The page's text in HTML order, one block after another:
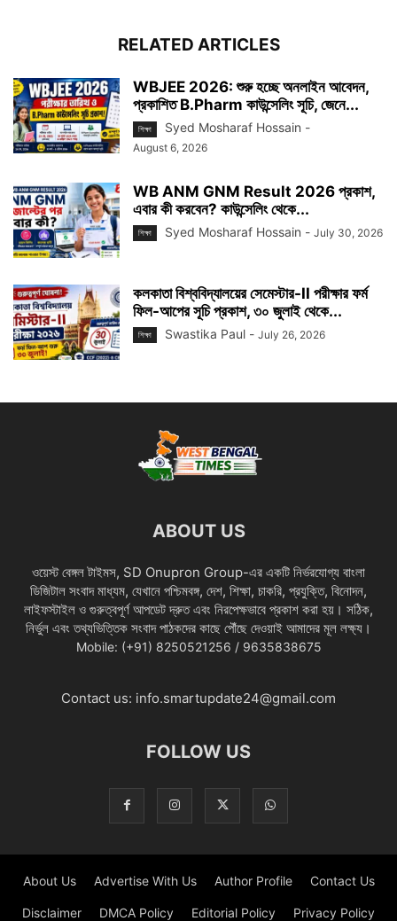
RELATED ARTICLES
WBJEE 2026: শুরু হচ্ছে অনলাইন আবেদন,
প্রকাশিত B.Pharm কাউন্সেলিং সূচি, জেনে...
শিক্ষা Syed Mosharaf Hossain -
August 6, 2026
WB ANM GNM Result 2026 প্রকাশ,
এবার কী করবেন? কাউন্সেলিং থেকে...
শিক্ষা Syed Mosharaf Hossain - July 30, 2026
কলকাতা বিশ্ববিদ্যালয়ের সেমেস্টার-II পরীক্ষার ফর্ম
ফিল-আপের সূচি প্রকাশ, ৩০ জুলাই থেকে...
শিক্ষা Swastika Paul - July 26, 2026
ABOUT US
ওয়েস্ট বেঙ্গল টাইমস, SD Onupron Group-এর একটি নির্ভরযোগ্য বাংলা
ডিজিটাল সংবাদ মাধ্যম, যেখানে পশ্চিমবঙ্গ, দেশ, শিক্ষা, চাকরি, প্রযুক্তি, বিনোদন,
লাইফস্টাইল ও গুরুত্বপূর্ণ আপডেট দ্রুত এবং নিরপেক্ষভাবে প্রকাশ করা হয়। সঠিক,
নির্ভুল এবং তথ্যভিত্তিক সংবাদ পাঠকদের কাছে পৌঁছে দেওয়াই আমাদের মূল লক্ষ্য।
Mobile: (+91) 8250521256 / 9635838675
Contact us: info.smartupdate24@gmail.com
FOLLOW US
About Us Advertise With Us Author Profile Contact Us
Disclaimer DMCA Policy Editorial Policy Privacy Policy